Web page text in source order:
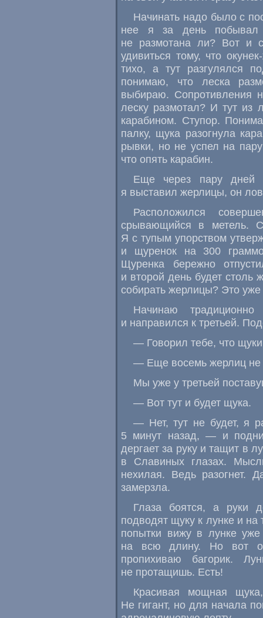
Начинать надо было с
нее я за день
не размотана ли? Вот и
удивиться тому, что
тихо, а тут разгулялся
понимаю, что леска
выбираю. Сопротивления
леску размотал? И тут из
карабином. Ступор.
палку, щука разогнула
рывки, но не успел на
что опять карабин.
Еще через пару дней
я выставил жерлицы, он
Расположился
срывающийся в метель.
Я с тупым упорством
и щуренок на 300
Щуренка бережно
и второй день будет
собирать жерлицы? Это
Начинаю
и направился к третьей.
— Говорил тебе, что щуки
— Еще восемь жерлиц не
Мы уже у третьей
— Вот тут и будет щука.
— Нет, тут не будет, я
5 минут назад, — и
дергает за руку и тащит в
в Славиных глазах.
нехилая. Ведь разогнет.
замерзла.
Глаза боятся, а руки
подводят щуку к лунке и
попытки вижу в лунке
на всю длину. Но вот
пропихиваю багорик.
не протащишь. Есть!
Красивая мощная
Не гигант, но для начала